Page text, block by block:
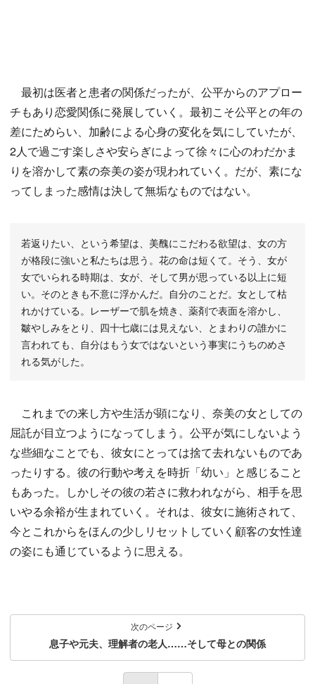
最初は医者と患者の関係だったが、公平からのアプロー
チもあり恋愛関係に発展していく。最初こそ公平との年の
差にためらい、加齢による心身の変化を気にしていたが、
2人で過ごす楽しさや安らぎによって徐々に心のわだかま
りを溶かして素の奈美の姿が現われていく。だが、素にな
ってしまった感情は決して無垢なものではない。
若返りたい、という希望は、美醜にこだわる欲望は、女の方
が格段に強いと私たちは思う。花の命は短くて。そう、女が
女でいられる時期は、女が、そして男が思っている以上に短
い。そのときも不意に浮かんだ。自分のことだ。女として枯
れかけている。レーザーで肌を焼き、薬剤で表面を溶かし、
皺やしみをとり、四十七歳には見えない、とまわりの誰かに
言われても、自分はもう女ではないという事実にうちのめさ
れる気がした。
これまでの来し方や生活が顕になり、奈美の女としての
屈託が目立つようになってしまう。公平が気にしないよう
な些細なことでも、彼女にとっては捨て去れないものであ
ったりする。彼の行動や考えを時折「幼い」と感じること
もあった。しかしその彼の若さに救われながら、相手を思
いやる余裕が生まれていく。それは、彼女に施術されて、
今とこれからをほんの少しリセットしていく顧客の女性達
の姿にも通じているように思える。
次のページ
息子や元夫、理解者の老人……そして母との関係